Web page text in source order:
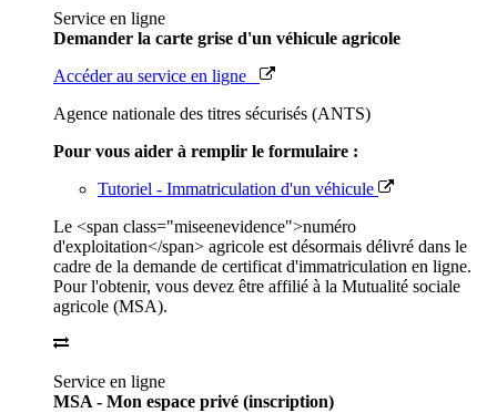
Service en ligne
Demander la carte grise d'un véhicule agricole
Accéder au service en ligne
Agence nationale des titres sécurisés (ANTS)
Pour vous aider à remplir le formulaire :
Tutoriel - Immatriculation d'un véhicule
Le <span class="miseenevidence">numéro
d'exploitation</span> agricole est désormais délivré dans le
cadre de la demande de certificat d'immatriculation en ligne.
Pour l'obtenir, vous devez être affilié à la Mutualité sociale
agricole (MSA).
Service en ligne
MSA - Mon espace privé (inscription)